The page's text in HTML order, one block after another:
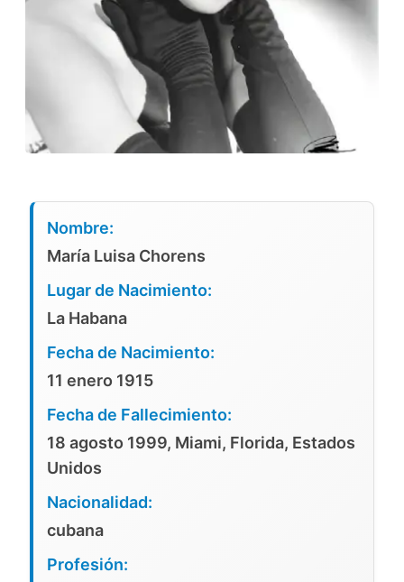
Nombre:
María Luisa Chorens
Lugar de Nacimiento:
La Habana
Fecha de Nacimiento:
11 enero 1915
Fecha de Fallecimiento:
18 agosto 1999, Miami, Florida, Estados
Unidos
Nacionalidad:
cubana
Profesión: